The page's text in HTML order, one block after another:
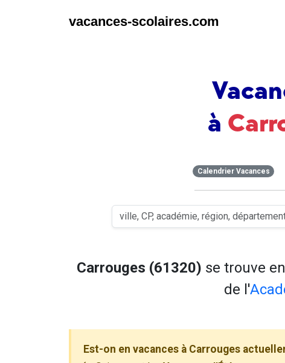
vacances-scolaires.com
à
Calendrier Vacances
Carrouges (61320) se trouve en
de l'
Est-on en vacances à Carrouges